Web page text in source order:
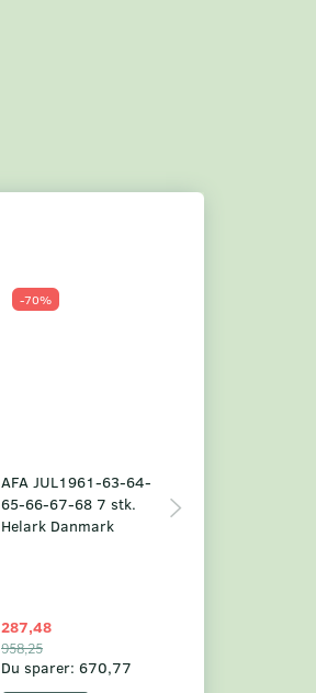
-70%
AFA JUL1961-63-64-
65-66-67-68 7 stk.
Helark Danmark
287,48
958,25
Du sparer: 670,77